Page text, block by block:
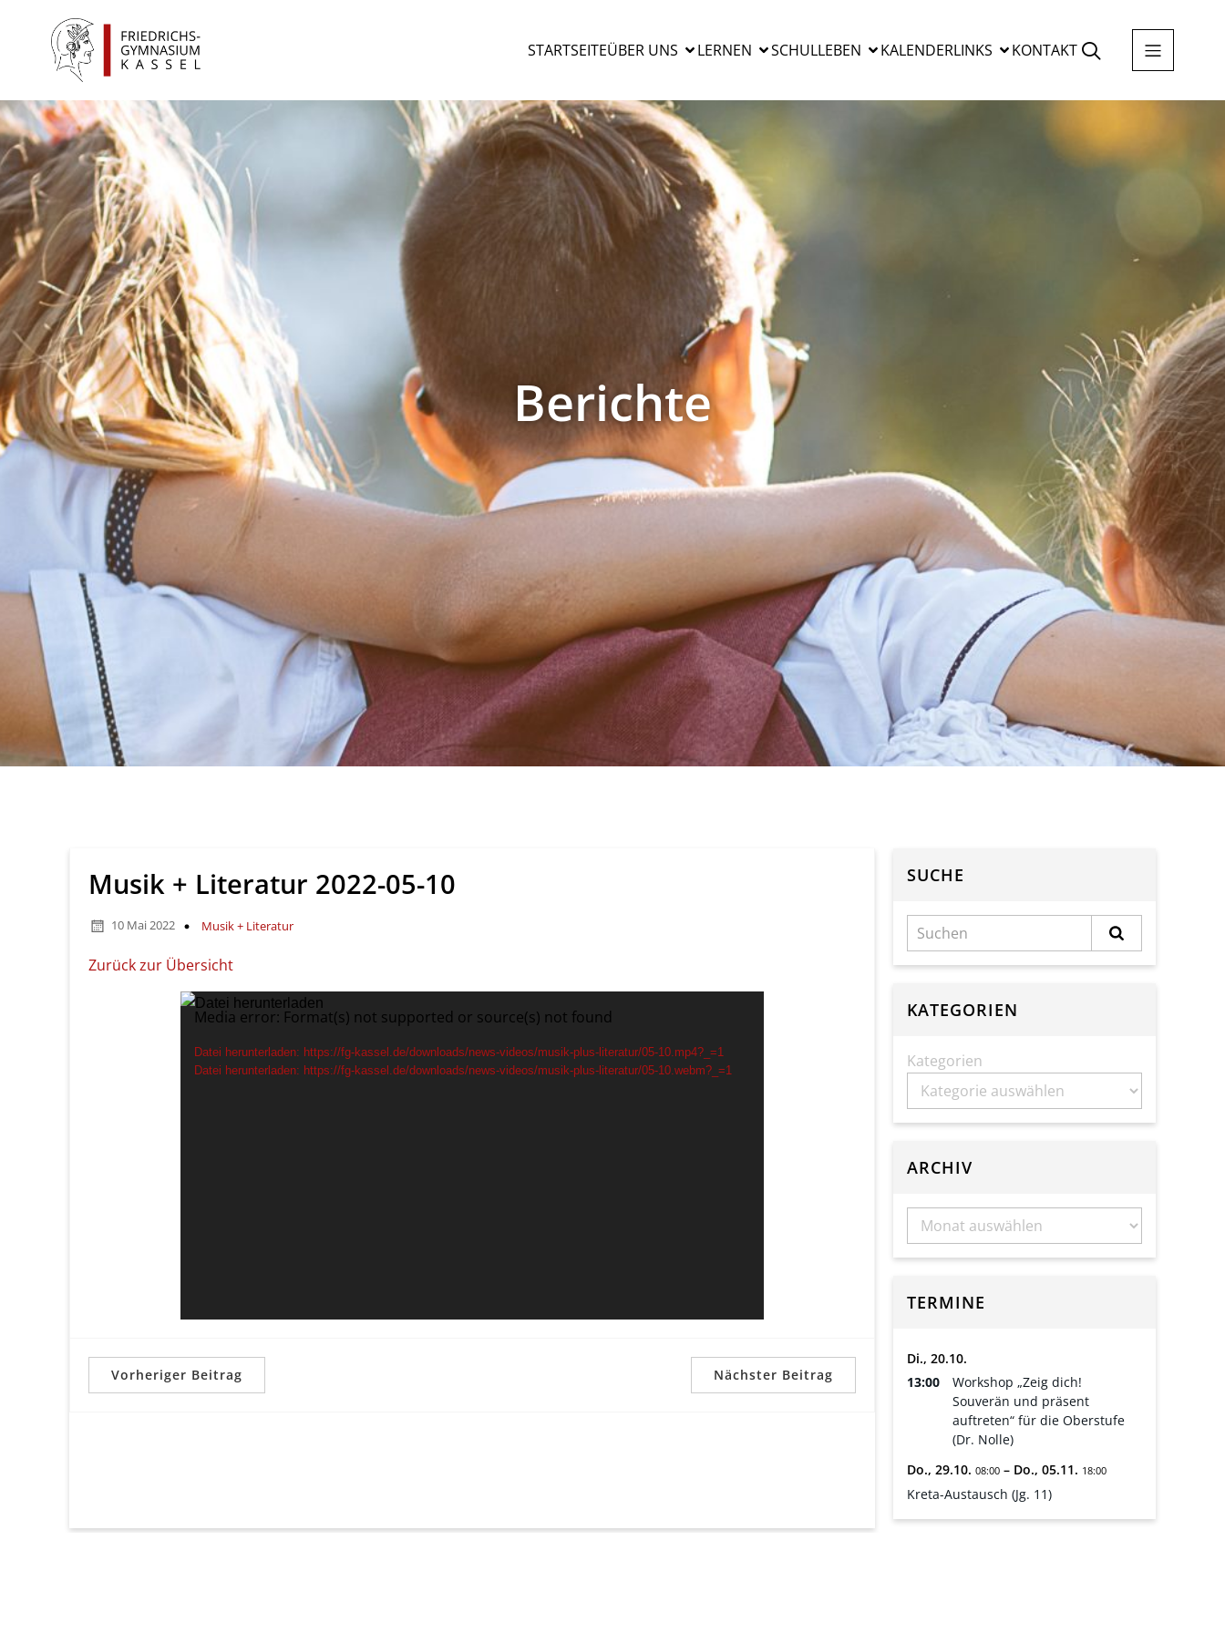
STARTSEITEÜBER UNS LERNEN SCHULLEBEN KALENDERLINKS KONTAKT
Berichte
Musik + Literatur 2022-05-10
10 Mai 2022 Musik + Literatur
Zurück zur Übersicht
Video-
Player
Media error: Format(s) not supported or source(s) not found
Datei herunterladen: https://fg-kassel.de/downloads/news-videos/musik-plus-literatur/05-10.mp4?_=1
Datei herunterladen: https://fg-kassel.de/downloads/news-videos/musik-plus-literatur/05-10.webm?_=1
Vorheriger Beitrag Nächster Beitrag
SUCHE
KATEGORIEN
Kategorien
ARCHIV
TERMINE
Di., 20.10.
13:00
Workshop „Zeig dich!
Souverän und präsent
auftreten“ für die Oberstufe
(Dr. Nolle)
Do., 29.10. 08:00 – Do., 05.11. 18:00
Kreta-Austausch (Jg. 11)